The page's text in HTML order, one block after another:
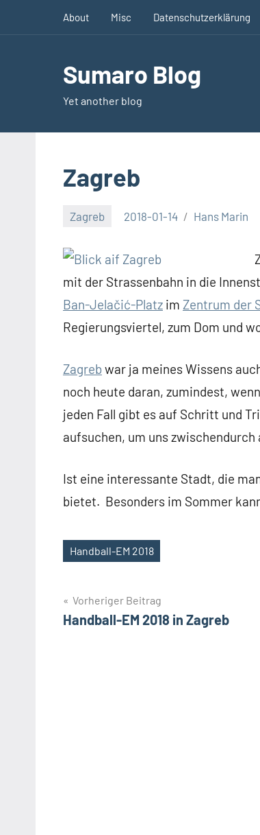
About Misc Datenschutzerklärung
Sumaro Blog
Yet another blog
Zagreb
Zagreb 2018-01-14 Hans Marin
mit der Strassenbahn in die
Ban-Jelačić-Platz im Zentrum der
Regierungsviertel, zum Dom und
Zagreb war ja meines Wissens
noch heute daran, zumindest,
jeden Fall gibt es auf Schritt und
aufsuchen, um uns
Ist eine interessante Stadt, die
bietet. Besonders im Sommer
Schlagwörter
Handball-EM 2018
Beitragsnavigation
Vorheriger Beitrag
Handball-EM 2018 in Zagreb